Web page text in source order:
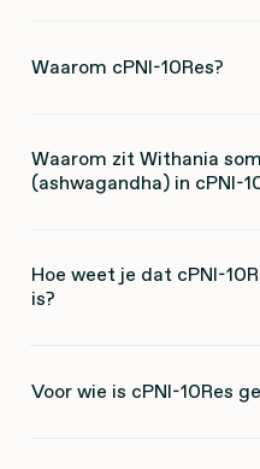
Waarom cPNI-10Res?
Waarom zit Withania
(ashwagandha) in cPNI-
Hoe weet je dat cPNI-
is?
Voor wie is cPNI-10Res